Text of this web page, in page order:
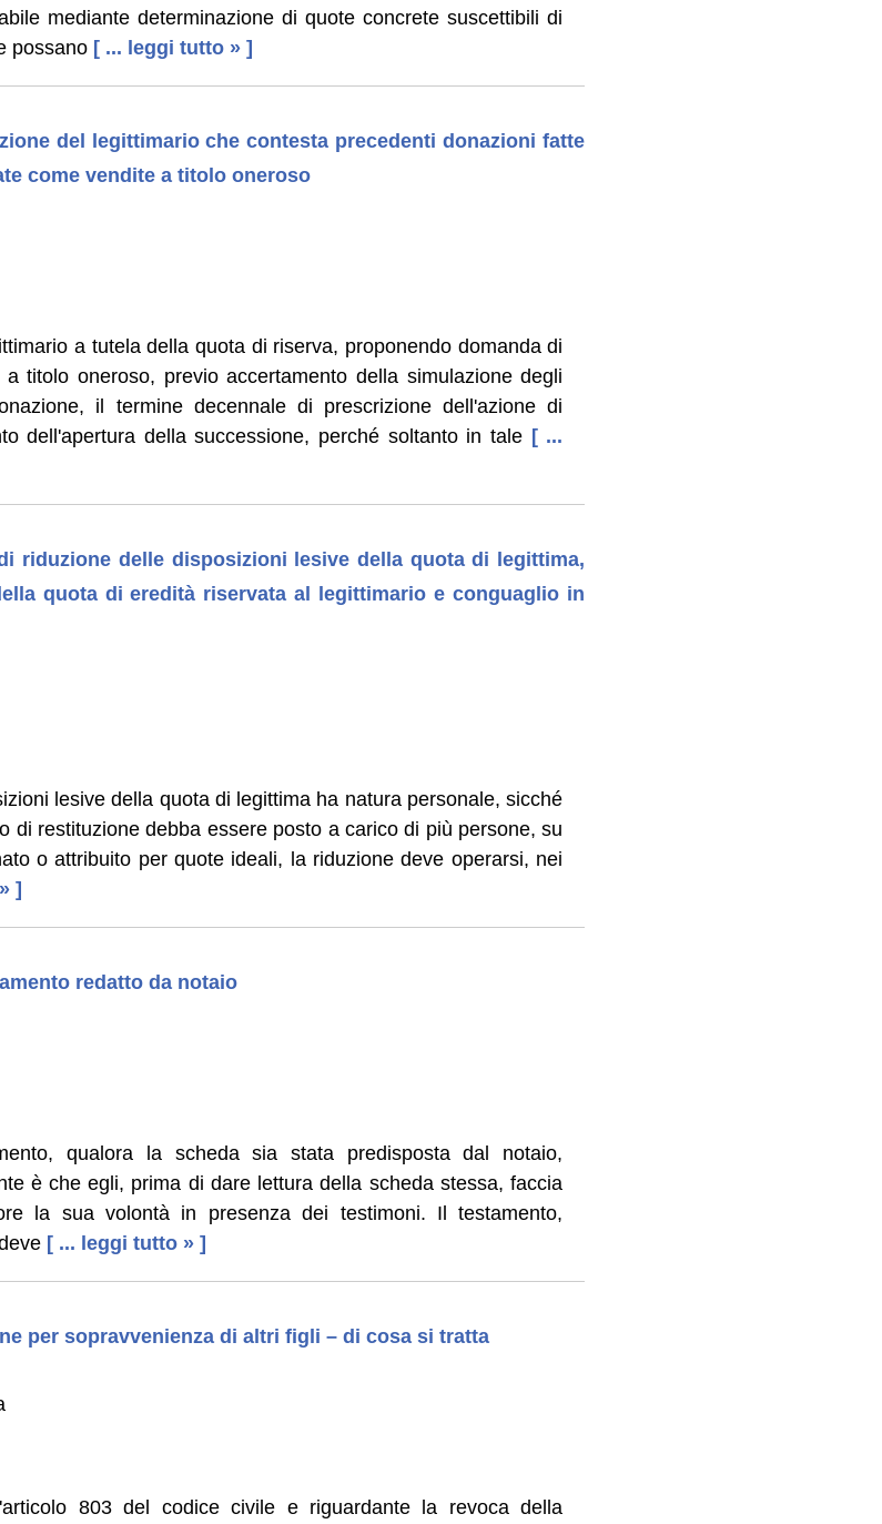
mediante determinazione di quote concrete suscettibili di
possano [ ... leggi tutto » ]
del legittimario che contesta precedenti donazioni fatte
come vendite a titolo oneroso
a tutela della quota di riserva, proponendo domanda di
titolo oneroso, previo accertamento della simulazione degli
il termine decennale di prescrizione dell'azione di
dell'apertura della successione, perché soltanto in tale [ ...
riduzione delle disposizioni lesive della quota di legittima,
quota di eredità riservata al legittimario e conguaglio in
lesive della quota di legittima ha natura personale, sicché
di restituzione debba essere posto a carico di più persone, su
o attribuito per quote ideali, la riduzione deve operarsi, nei
]
redatto da notaio
qualora la scheda sia stata predisposta dal notaio,
è che egli, prima di dare lettura della scheda stessa, faccia
la sua volontà in presenza dei testimoni. Il testamento,
[ ... leggi tutto » ]
per sopravvenienza di altri figli – di cosa si tratta
803 del codice civile e riguardante la revoca della